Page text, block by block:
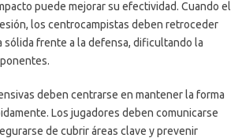
puede mejorar su efectividad. Cuando el
los centrocampistas deben retroceder
sólida frente a la defensa, dificultando la
deben centrarse en mantener la forma
Los jugadores deben comunicarse
de cubrir áreas clave y prevenir